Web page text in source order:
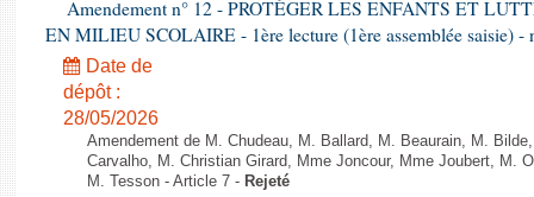
Amendement n° 12 - PROTÉGER LES ENFANTS ET
EN MILIEU SCOLAIRE - 1ère lecture (1ère assemblée saisie) -
Date de
dépôt :
28/05/2026
Amendement de M. Chudeau, M. Ballard, M. Beaurain, M.
Carvalho, M. Christian Girard, Mme Joncour, Mme Joubert, M.
M. Tesson - Article 7 - Rejeté